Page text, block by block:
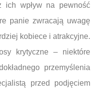
ich wpływ na pewność
panie zwracają uwagę
kobiece i atrakcyjne.
krytyczne – niektóre
przemyślenia
przed podjęciem